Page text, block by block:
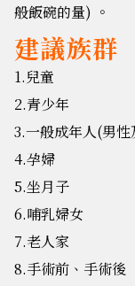
般飯碗的量) 。
建議族群
1.兒童
2.青少年
3.一般成年人(男性
4.孕婦
5.坐月子
6.哺乳婦女
7.老人家
8.手術前、手術後